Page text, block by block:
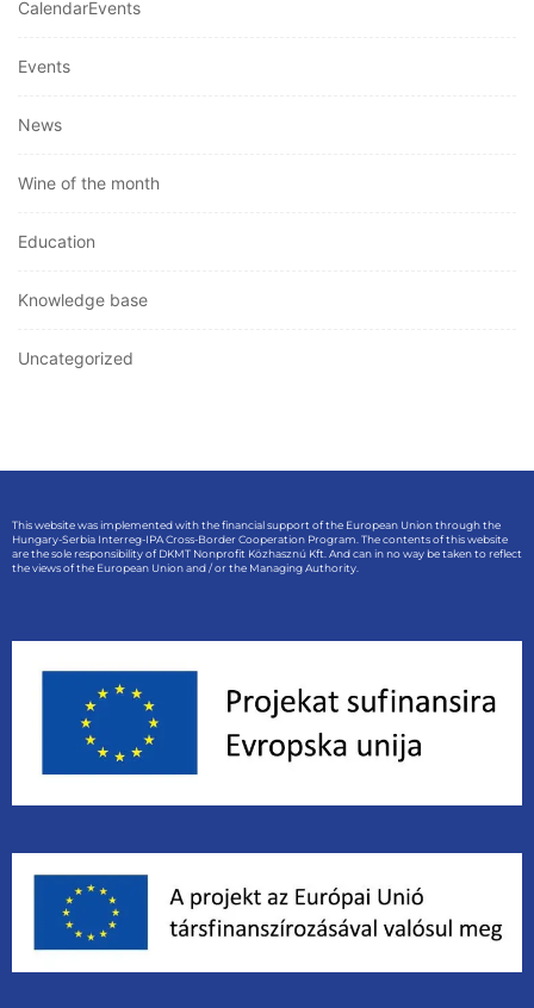
CalendarEvents
Events
News
Wine of the month
Education
Knowledge base
Uncategorized
This website was implemented with the financial support of the European Union through the
Hungary-Serbia Interreg-IPA Cross-Border Cooperation Program. The contents of this website
are the sole responsibility of DKMT Nonprofit Közhasznú Kft. And can in no way be taken to reflect
the views of the European Union and / or the Managing Authority.